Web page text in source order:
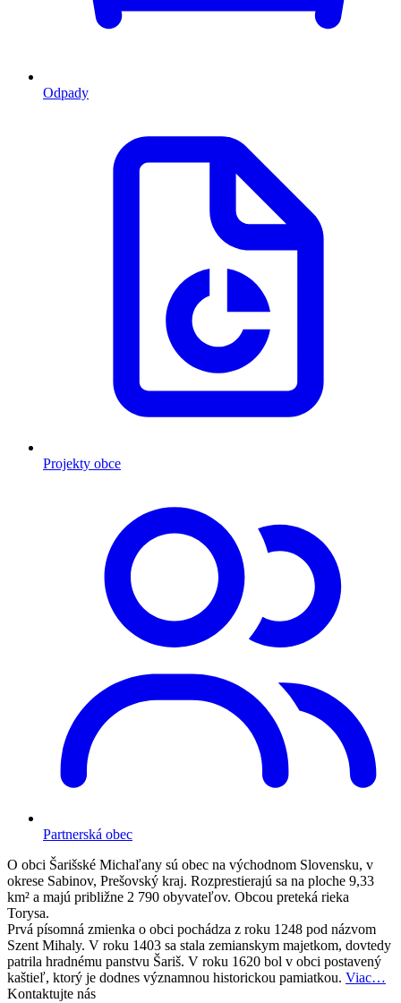
Odpady
Projekty obce
Partnerská obec
O obci Šarišské Michaľany sú obec na východnom Slovensku, v
okrese Sabinov, Prešovský kraj. Rozprestierajú sa na ploche 9,33
km² a majú približne 2 790 obyvateľov. Obcou preteká rieka
Torysa.
Prvá písomná zmienka o obci pochádza z roku 1248 pod názvom
Szent Mihaly. V roku 1403 sa stala zemianskym majetkom, dovtedy
patrila hradnému panstvu Šariš. V roku 1620 bol v obci postavený
kaštieľ, ktorý je dodnes významnou historickou pamiatkou. Viac…
Kontaktujte nás